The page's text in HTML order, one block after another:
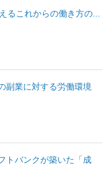
るこれからの働き方の...
副業に対する労働環境
トバンクが築いた「成